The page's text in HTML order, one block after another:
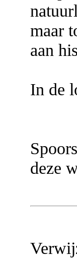
maar
aan
In de
deze